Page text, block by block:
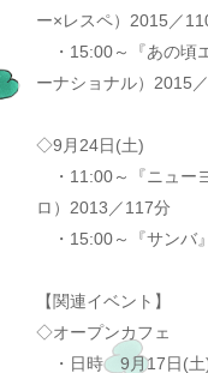
ー×レスペ）2015／
・15:00～『あの頃
ーナショナル）2015
◇9月24日(土)
・11:00～『ニュー
ロ）2013／117分
・15:00～『サンバ
【関連イベント】
◇オープンカフェ
・日時 9月17日(土